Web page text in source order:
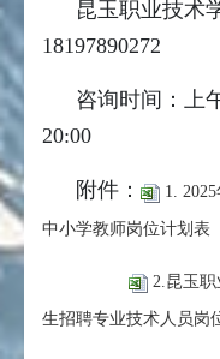
昆玉职业技术
18197890272
咨询时间：上
20:00
附件： 1.
中小学教师岗位计划表
2.昆玉
生招聘专业技术人员岗